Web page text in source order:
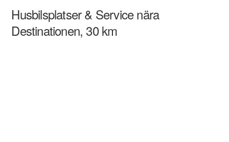
Husbilsplatser & Service nära
Destinationen, 30 km